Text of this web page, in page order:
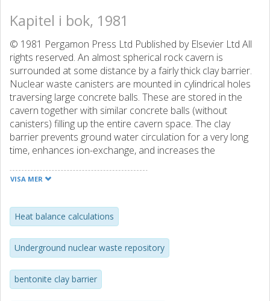
Kapitel i bok, 1981
© 1981 Pergamon Press Ltd Published by Elsevier Ltd All
rights reserved. An almost spherical rock cavern is
surrounded at some distance by a fairly thick clay barrier.
Nuclear waste canisters are mounted in cylindrical holes
traversing large concrete balls. These are stored in the
cavern together with similar concrete balls (without
canisters) filling up the entire cavern space. The clay
barrier prevents ground water circulation for a very long
time, enhances ion-exchange, and increases the
and earthquakes. Calculations of heat balance, thermal
year's unreprocessed waste from 12 nuclear 1000 MWe
reactors assuming 10 years of interim storage.
Construction operations are outlined. Various advantages
of the concept are emphasized (see list at end of paper).
VISA MER
Heat balance calculations
Underground nuclear waste repository
bentonite clay barrier